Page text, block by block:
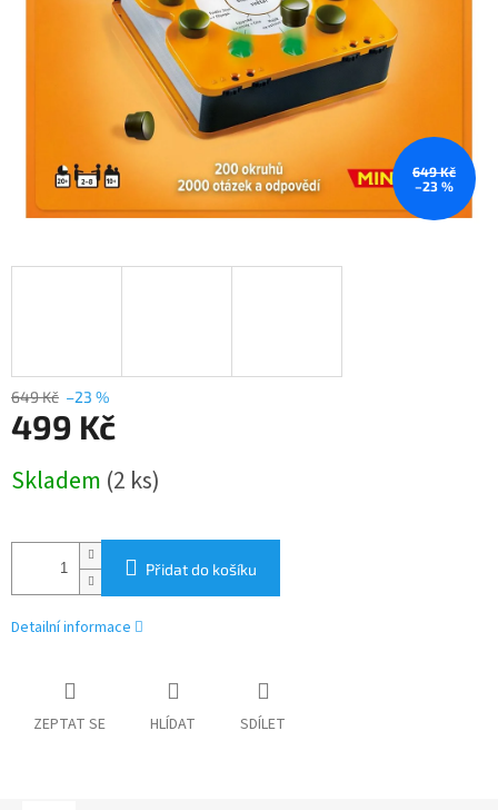
649 Kč
–23 %
649 Kč –23 %
499 Kč
cena:
Skladem (2 ks)
Přidat do košíku
Detailní informace
ZEPTAT SE HLÍDAT SDÍLET